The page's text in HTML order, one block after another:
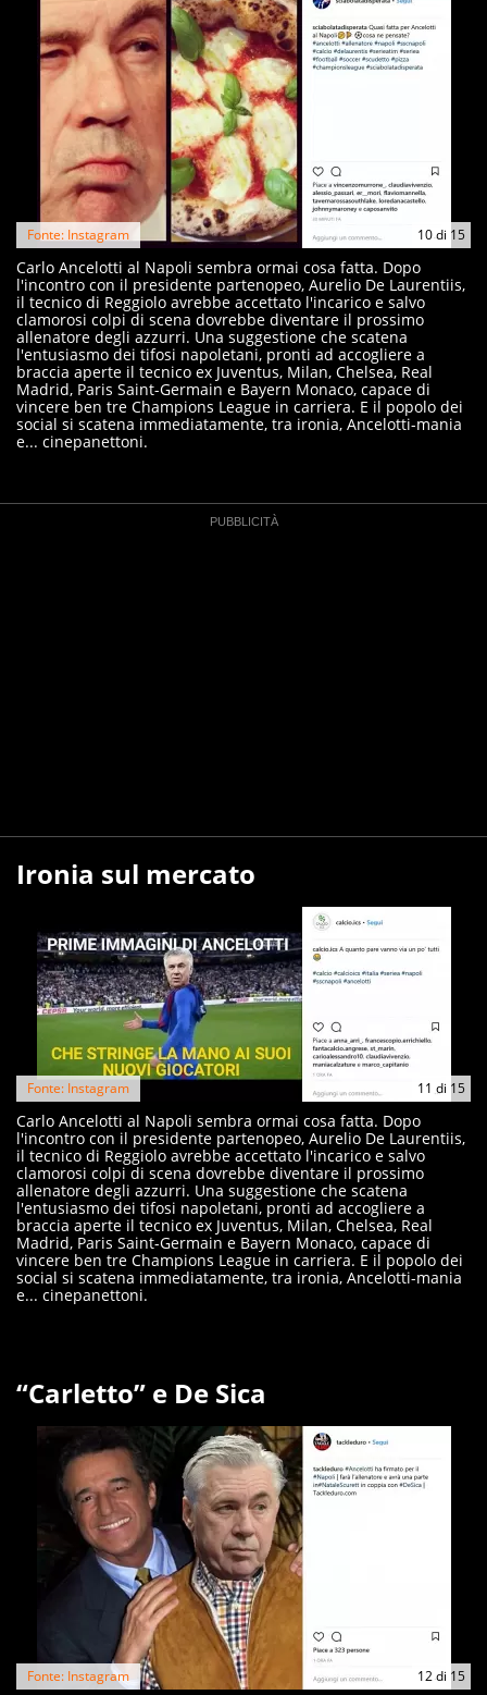
10di 15
Fonte: Instagram
Carlo Ancelotti al Napoli sembra ormai cosa fatta. Dopo
l'incontro con il presidente partenopeo, Aurelio De Laurentiis,
il tecnico di Reggiolo avrebbe accettato l'incarico e salvo
clamorosi colpi di scena dovrebbe diventare il prossimo
allenatore degli azzurri. Una suggestione che scatena
l'entusiasmo dei tifosi napoletani, pronti ad accogliere a
braccia aperte il tecnico ex Juventus, Milan, Chelsea, Real
Madrid, Paris Saint-Germain e Bayern Monaco, capace di
vincere ben tre Champions League in carriera. E il popolo dei
social si scatena immediatamente, tra ironia, Ancelotti-mania
e... cinepanettoni.
Ironia sul mercato
11 di 15
Fonte: Instagram
Carlo Ancelotti al Napoli sembra ormai cosa fatta. Dopo
l'incontro con il presidente partenopeo, Aurelio De Laurentiis,
il tecnico di Reggiolo avrebbe accettato l'incarico e salvo
clamorosi colpi di scena dovrebbe diventare il prossimo
allenatore degli azzurri. Una suggestione che scatena
l'entusiasmo dei tifosi napoletani, pronti ad accogliere a
braccia aperte il tecnico ex Juventus, Milan, Chelsea, Real
Madrid, Paris Saint-Germain e Bayern Monaco, capace di
vincere ben tre Champions League in carriera. E il popolo dei
social si scatena immediatamente, tra ironia, Ancelotti-mania
e... cinepanettoni.
“Carletto” e De Sica
12di 15
Fonte: Instagram